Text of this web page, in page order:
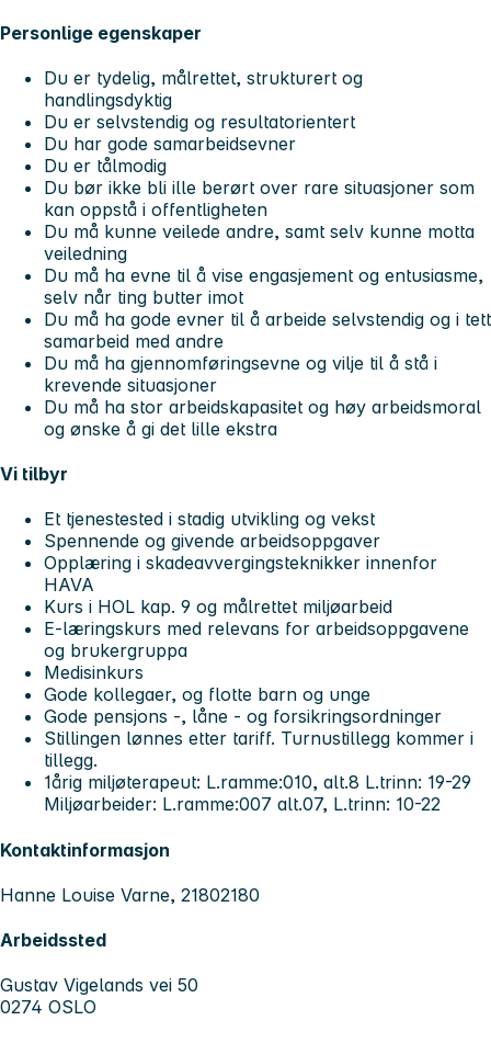
Personlige egenskaper
Du er tydelig, målrettet, strukturert og
handlingsdyktig
Du er selvstendig og resultatorientert
Du har gode samarbeidsevner
Du er tålmodig
Du bør ikke bli ille berørt over rare situasjoner som
kan oppstå i offentligheten
Du må kunne veilede andre, samt selv kunne motta
veiledning
Du må ha evne til å vise engasjement og entusiasme,
selv når ting butter imot
Du må ha gode evner til å arbeide selvstendig og i tett
samarbeid med andre
Du må ha gjennomføringsevne og vilje til å stå i
krevende situasjoner
Du må ha stor arbeidskapasitet og høy arbeidsmoral
og ønske å gi det lille ekstra
Vi tilbyr
Et tjenestested i stadig utvikling og vekst
Spennende og givende arbeidsoppgaver
Opplæring i skadeavvergingsteknikker innenfor
HAVA
Kurs i HOL kap. 9 og målrettet miljøarbeid
E-læringskurs med relevans for arbeidsoppgavene
og brukergruppa
Medisinkurs
Gode kollegaer, og flotte barn og unge
Gode pensjons -, låne - og forsikringsordninger
Stillingen lønnes etter tariff. Turnustillegg kommer i
tillegg.
1årig miljøterapeut: L.ramme:010, alt.8 L.trinn: 19-29
Miljøarbeider: L.ramme:007 alt.07, L.trinn: 10-22
Kontaktinformasjon
Hanne Louise Varne, 21802180
Arbeidssted
Gustav Vigelands vei 50
0274 OSLO